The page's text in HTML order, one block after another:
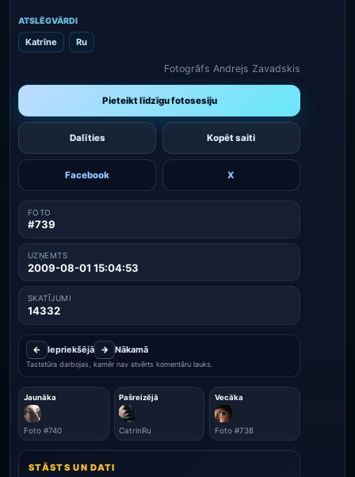
ATSLĒGVĀRDI
Katrīne Ru
Fotogrāfs Andrejs Zavadskis
Pieteikt līdzīgu fotosesiju
Dalīties Kopēt saiti
Facebook X
FOTO
#739
UZŅEMTS
2009-08-01 15:04:53
SKATĪJUMI
14332
← Iepriekšējā → Nākamā
Tastatūra darbojas, kamēr nav atvērts komentāru lauks.
Jaunāka
Foto #740
Pašreizējā
CatrinRu
Vecāka
Foto #738
STĀSTS UN DATI